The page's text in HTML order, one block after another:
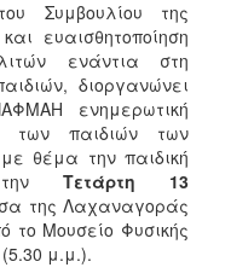
Συμβουλίου της
ευαισθητοποίηση
ενάντια στη
διοργανώνει
ενημερωτική
των παιδιών των
θέμα την παιδική
την Τετάρτη 13
της Λαχαναγοράς
το Μουσείο Φυσικής
(5.30 μ.μ.).